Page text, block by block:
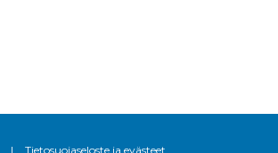
| Tietosuojaseloste ja evästeet